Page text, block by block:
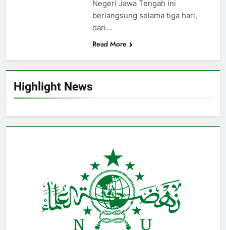
Highlight News
Negeri Jawa Tengah ini
berlangsung selama tiga hari,
dari…
Read More